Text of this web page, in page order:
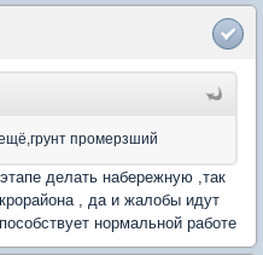
промерзший
делать набережную ,так
, да и жалобы идут
нормальной работе